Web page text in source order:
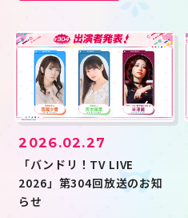
2026.02.27
「バンドリ！TV LIVE
2026」第304回放送のお知
らせ